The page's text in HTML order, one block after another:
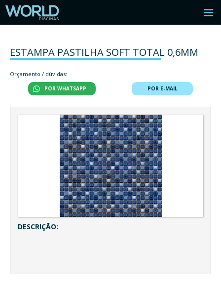
ESTAMPA PASTILHA SOFT TOTAL 0,6MM
Orçamento / dúvidas:
POR WHATSAPP POR E-MAIL
DESCRIÇÃO: